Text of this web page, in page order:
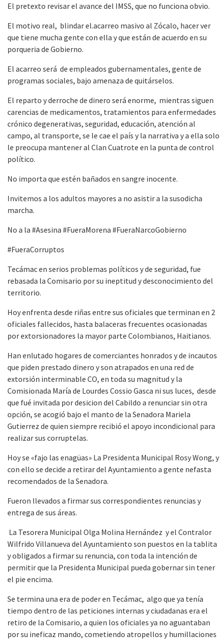
El pretexto revisar el avance del IMSS, que no funciona obvio.
El motivo real, blindar el.acarreo masivo al Zócalo, hacer ver
que tiene mucha gente con ella y que están de acuerdo en su
porqueria de Gobierno.
El acarreo será de empleados gubernamentales, gente de
programas sociales, bajo amenaza de quitárselos.
El reparto y derroche de dinero será enorme, mientras siguen
carencias de medicamentos, tratamientos para enfermedades
crónico degenerativas, seguridad, educación, atención al
campo, al transporte, se le cae el país y la narrativa y a ella solo
le preocupa mantener al Clan Cuatrote en la punta de control
político.
No importa que estén bañados en sangre inocente.
Invitemos a los adultos mayores a no asistir a la susodicha
marcha.
No a la #Asesina #FueraMorena #FueraNarcoGobierno
#FueraCorruptos
Tecámac en serios problemas políticos y de seguridad, fue
rebasada la Comisario por su ineptitud y desconocimiento del
territorio.
Hoy enfrenta desde riñas entre sus oficiales que terminan en 2
oficiales fallecidos, hasta balaceras frecuentes ocasionadas
por extorsionadores la mayor parte Colombianos, Haitianos.
Han enlutado hogares de comerciantes honrados y de incautos
que piden prestado dinero y son atrapados en una red de
extorsión interminable CO, en toda su magnitud y la
Comisionada María de Lourdes Cossio Gasca ni sus luces, desde
que fué invitada por desicion del Cabildo a renunciar sin otra
opción, se acogió bajo el manto de la Senadora Mariela
Gutierrez de quien siempre recibió el apoyo incondicional para
realizar sus corruptelas.
Hoy se «fajo las enagüas» La Presidenta Municipal Rosy Wong, y
con ello se decide a retirar del Ayuntamiento a gente nefasta
recomendados de la Senadora.
Fueron llevados a firmar sus correspondientes renuncias y
entrega de sus áreas.
La Tesorera Municipal Olga Molina Hernández y el Contralor
Wilfrido Villanueva del Ayuntamiento son puestos en la tablita
y obligados a firmar su renuncia, con toda la intención de
permitir que la Presidenta Municipal pueda gobernar sin tener
el pie encima.
Se termina una era de poder en Tecámac, algo que ya tenía
tiempo dentro de las peticiones internas y ciudadanas era el
retiro de la Comisario, a quien los oficiales ya no aguantaban
por su ineficaz mando, cometiendo atropellos y humillaciones